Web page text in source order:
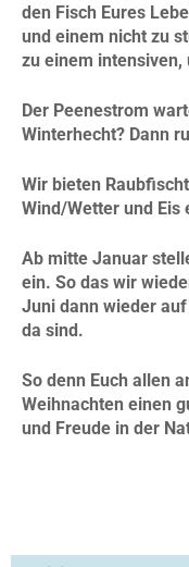
den Fisch Eures
und einem nicht zu
zu einem intensiven,
Der Peenestrom
Winterhecht? Dann
Wir bieten
Wind/Wetter und Eis
Ab mitte Januar
ein. So das wir
Juni dann wieder
da sind.
So denn Euch allen
Weihnachten einen
und Freude in der